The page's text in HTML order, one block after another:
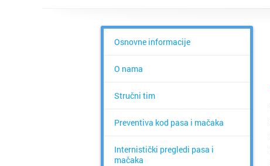
Osnovne informacije
O nama
Stručni tim
Preventiva kod pasa i mačaka
Internistički pregledi pasa i
mačaka